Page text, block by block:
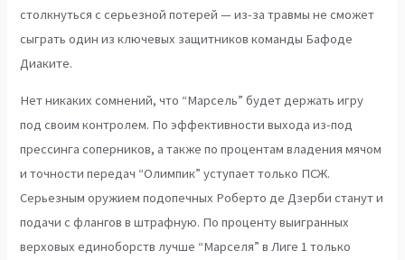
столкнуться с серьезной потерей — из-за травмы не сможет
сыграть один из ключевых защитников команды Бафоде
Диаките.
Нет никаких сомнений, что “Марсель” будет держать игру
под своим контролем. По эффективности выхода из-под
прессинга соперников, а также по процентам владения мячом
и точности передач “Олимпик” уступает только ПСЖ.
Серьезным оружием подопечных Роберто де Дзерби станут и
подачи с флангов в штрафную. По проценту выигранных
верховых единоборств лучше “Марселя” в Лиге 1 только